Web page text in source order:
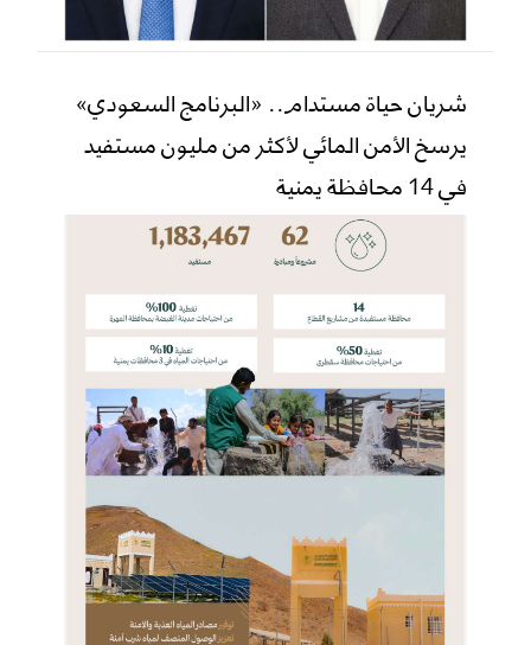
شريان حياة مستدام.. «البرنامج السعودي»
يرسخ الأمن المائي لأكثر من مليون مستفيد
في 14 محافظة يمنية